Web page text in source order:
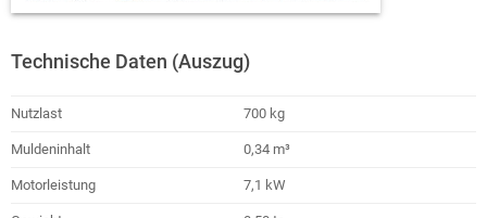
Technische Daten (Auszug)
Nutzlast 700 kg
Muldeninhalt 0,34 m³
Motorleistung 7,1 kW